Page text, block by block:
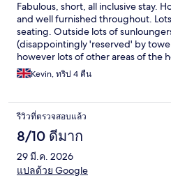
Fabulous, short, all inclusive stay.
and well furnished throughout.
seating. Outside lots of
(disappointingly 'reserved' by
however lots of other areas of the
a problem getting one. Our room
could find away of fixing the twin
overall nice and spacious. Food
based, theme every night. Good
choice and friendly and happy
and dinner in the restaurant, limited
in bar area. Definately consider
Kevin, ทริป 4 คืน
รีวิวที่ตรวจสอบแล้ว
8/10 ดีมาก
29 มี.ค. 2026
แปลด้วย Google